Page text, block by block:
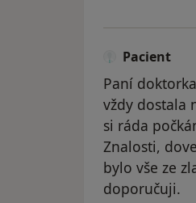
Pacient
Paní
vždy dostala
si ráda
Znalosti,
bylo vše ze
doporučuji.